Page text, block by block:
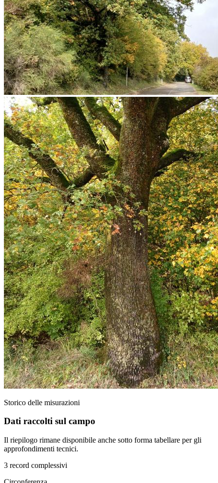
Storico delle misurazioni
Dati raccolti sul campo
Il riepilogo rimane disponibile anche sotto forma tabellare per gli
approfondimenti tecnici.
3 record complessivi